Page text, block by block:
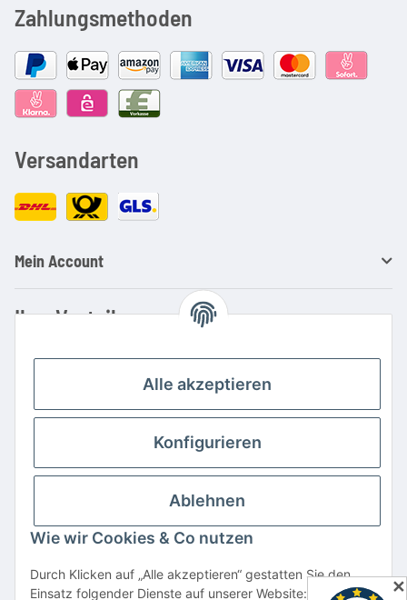
Zahlungsmethoden
Versandarten
Mein Account
Ihre Vorteile
Kauf auf Rechnung
Große Auswahl an Netzteilen und Ladegeräten
Schnelle Lieferung
Hohe Lagerverfügbarkeit
Vertrag widerrufen
Alle akzeptieren
Konfigurieren
Ablehnen
Wie wir Cookies & Co nutzen
Durch Klicken auf „Alle akzeptieren“ gestatten Sie den
Einsatz folgender Dienste auf unserer Website: YouTube,
✕